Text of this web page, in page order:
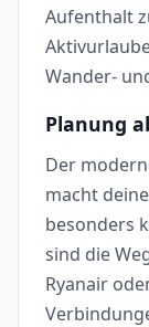
Aufenthalt
Wander-
Planung
Der
macht
besonders
sind die
Ryanair